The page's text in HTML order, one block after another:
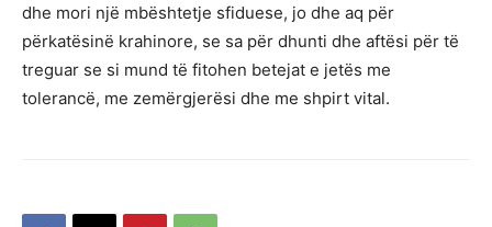
dhe mori një mbështetje sfiduese, jo dhe aq për
përkatësinë krahinore, se sa për dhunti dhe aftësi për të
treguar se si mund të fitohen betejat e jetës me
tolerancë, me zemërgjerësi dhe me shpirt vital.